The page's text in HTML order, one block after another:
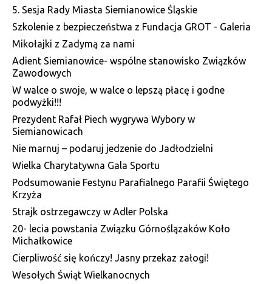
5. Sesja Rady Miasta Siemianowice Śląskie
Szkolenie z bezpieczeństwa z Fundacja GROT - Galeria
Mikołajki z Zadymą za nami
Adient Siemianowice- wspólne stanowisko Związków
Zawodowych
W walce o swoje, w walce o lepszą płacę i godne
podwyżki!!!
Prezydent Rafał Piech wygrywa Wybory w
Siemianowicach
Nie marnuj – podaruj jedzenie do Jadłodzielni
Wielka Charytatywna Gala Sportu
Podsumowanie Festynu Parafialnego Parafii Świętego
Krzyża
Strajk ostrzegawczy w Adler Polska
20- lecia powstania Związku Górnoślązaków Koło
Michałkowice
Cierpliwość się kończy! Jasny przekaz załogi!
Wesołych Świąt Wielkanocnych